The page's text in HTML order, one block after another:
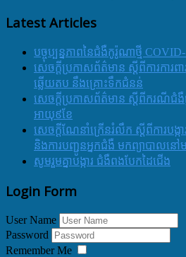
Latest Articles
បច្ចុប្បន្នភាពនៃជំងឺកូរ៉ូណាថ្មី
សេចក្តីប្រកាសព័ត៌មាន ស្តីពីការការព
ឆ្លើយតប នឹងគ្រោះទឹកជំនន់
សេចក្តីប្រកាសព័ត៌មាន ស្តីពីករណីជំងឺ
អាយុ៩ខែ
សេចក្ដីណែនាំក្រើនរំលឹក ស្ដីពីការបង្ក
និងការបញ្ជូនអ្នកជំងឺ មកព្យាបាលនៅម
សូមរួមគ្នាបង្ការ ជំងឺពងបែកដៃជើង
Login Form
User Name
Password
Remember Me